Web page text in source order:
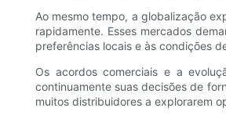
Ao mesmo tempo, a globalização
rapidamente. Esses mercados
preferências locais e às condições
Os acordos comerciais e a
continuamente suas decisões de
muitos distribuidores a explorarem